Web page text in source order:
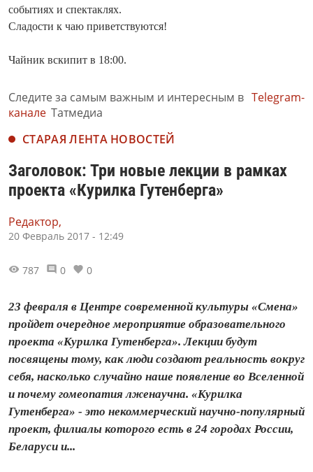
событиях и спектаклях.
Сладости к чаю приветствуются!
Чайник вскипит в 18:00.
Следите за самым важным и интересным в Telegram-
канале Татмедиа
СТАРАЯ ЛЕНТА НОВОСТЕЙ
Заголовок: Три новые лекции в рамках
проекта «Курилка Гутенберга»
Редактор,
20 Февраль 2017 - 12:49
787 0 0
23 февраля в Центре современной культуры «Смена»
пройдет очередное мероприятие образовательного
проекта «Курилка Гутенберга». Лекции будут
посвящены тому, как люди создают реальность вокруг
себя, насколько случайно наше появление во Вселенной
и почему гомеопатия лженаучна. «Курилка
Гутенберга» - это некоммерческий научно-популярный
проект, филиалы которого есть в 24 городах России,
Беларуси и...